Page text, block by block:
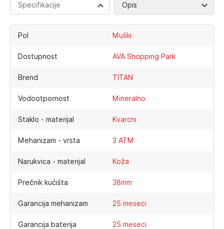
Specifikacije Opis
Pol Muški
Dostupnost AVA Shopping Park
Brend TITAN
Vodootpornost Mineralno
Staklo - materijal Kvarcni
Mehanizam - vrsta 3 ATM
Narukvica - materijal Koža
Prečnik kućišta 38mm
Garancija mehanizam 25 meseci
Garancija baterija 25 meseci